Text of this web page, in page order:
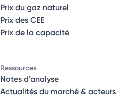
Prix du gaz naturel
Prix des CEE
Prix de la capacité
Ressources
Notes d’analyse
Actualités du marché & acteurs